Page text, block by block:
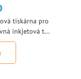
tiskárna pro
inkjetová t...